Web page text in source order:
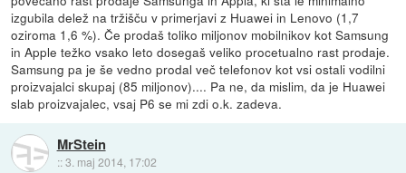
izgubila delež na tržišču v primerjavi z Huawei in Lenovo (1,7
oziroma 1,6 %). Če prodaš toliko miljonov mobilnikov kot Samsung
in Apple težko vsako leto dosegaš veliko procetualno rast prodaje.
Samsung pa je še vedno prodal več telefonov kot vsi ostali vodilni
proizvajalci skupaj (85 miljonov).... Pa ne, da mislim, da je Huawei
slab proizvajalec, vsaj P6 se mi zdi o.k. zadeva.
MrStein
::3. maj 2014, 17:02